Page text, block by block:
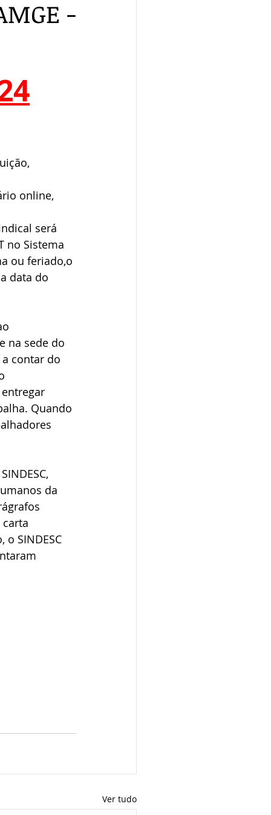
-
online,
será
no Sistema
ou feriado,o
data do
na sede do
contar do
Quando
da
SINDESC
Ver tudo